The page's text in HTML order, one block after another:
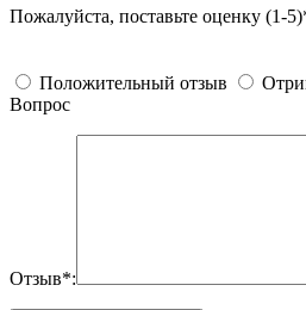
Пожалуйста, поставьте оценку (1-
Положительный отзыв
Вопрос
Отзыв*: